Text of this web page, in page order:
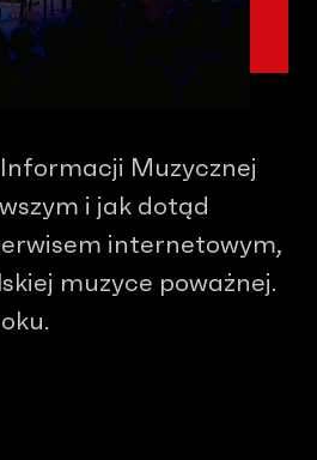
Muzycznej
i jak dotąd
internetowym,
muzyce poważnej.